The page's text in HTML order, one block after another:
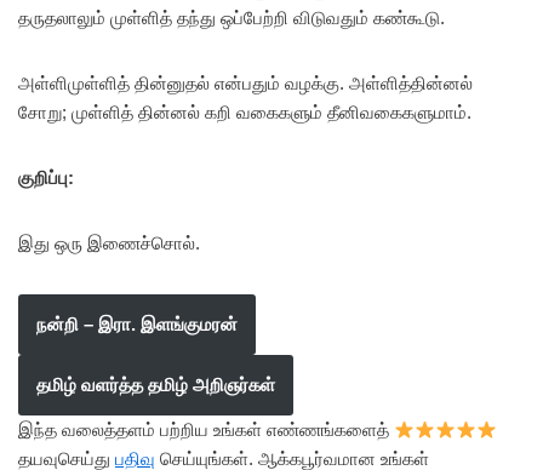
தருதலாலும் முள்ளித் தந்து ஒப்பேற்றி விடுவதும் கண்கூடு.
அள்ளிமுள்ளித் தின்னுதல் என்பதும் வழக்கு. அள்ளித்தின்னல்
சோறு; முள்ளித் தின்னல் கறி வகைகளும் தீனிவகைகளுமாம்.
குறிப்பு:
இது ஒரு இணைச்சொல்.
நன்றி – இரா. இளங்குமரன்
தமிழ் வளர்த்த தமிழ் அறிஞர்கள்
இந்த வலைத்தளம் பற்றிய உங்கள் எண்ணங்களைத்
தயவுசெய்து பதிவு செய்யுங்கள். ஆக்கபூர்வமான உங்கள்